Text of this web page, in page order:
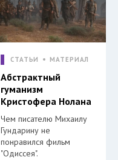
СТАТЬИ МАТЕРИАЛ
Абстрактный
гуманизм
Кристофера Нолана
Чем писателю Михаилу
Гундарину не
понравился фильм
"Одиссея".